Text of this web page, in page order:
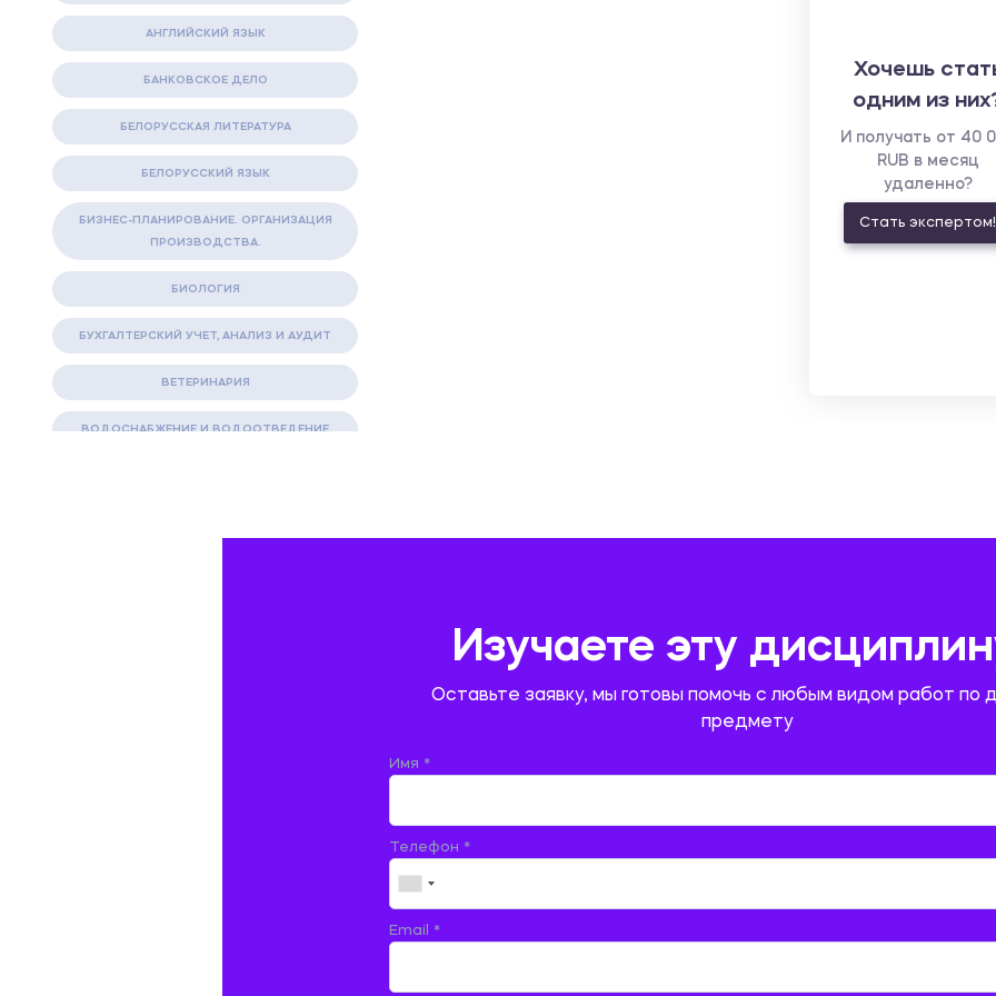
АНГЛИЙСКИЙ ЯЗЫК
БАНКОВСКОЕ ДЕЛО
БЕЛОРУССКАЯ ЛИТЕРАТУРА
БЕЛОРУССКИЙ ЯЗЫК
БИЗНЕС-ПЛАНИРОВАНИЕ. ОРГАНИЗАЦИЯ
ПРОИЗВОДСТВА.
БИОЛОГИЯ
БУХГАЛТЕРСКИЙ УЧЕТ, АНАЛИЗ И АУДИТ
ВЕТЕРИНАРИЯ
ВОДОСНАБЖЕНИЕ И ВОДООТВЕДЕНИЕ
Хочешь
одним из
И получать от 40
RUB в месяц
удаленно?
Стать экспертом!
Изучаете эту
Оставьте заявку, мы готовы помочь с любым видом работ по
предмету
Имя *
Телефон *
Email *